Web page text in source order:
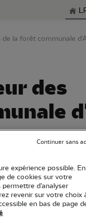
Aller à la recherche
la forêt communale
des
Spécialiste
expérience possible. En
de cookies sur votre
d’analyser
revenir sur votre choix
en bas de page
Continuer sans